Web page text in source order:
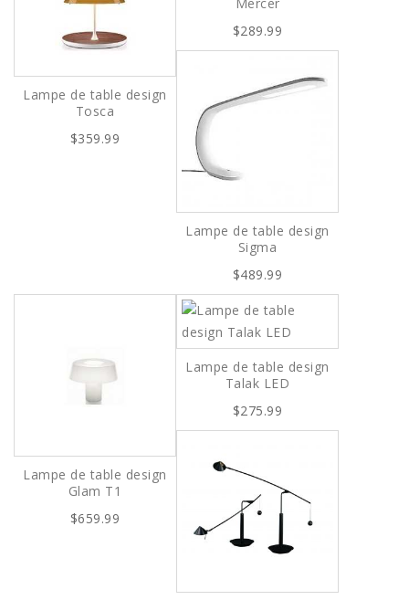
Lampe de table design
Tosca
$359.99
$289.99
Lampe de table design
Sigma
$489.99
Lampe de table design
Glam T1
$659.99
Lampe de table design
Talak LED
$275.99